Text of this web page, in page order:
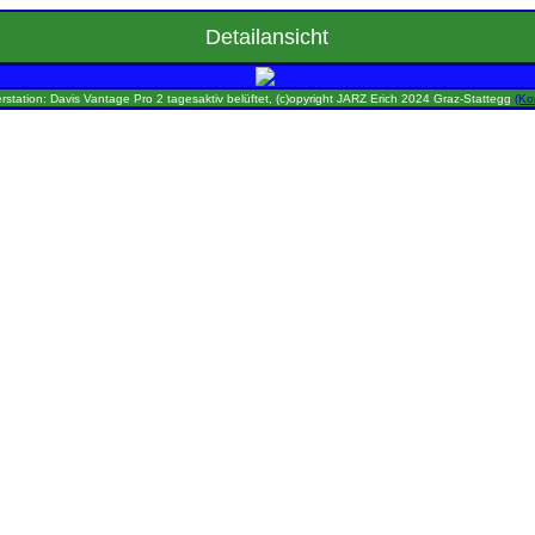
Detailansicht
Davis Vantage Pro 2 tagesaktiv belüftet, (c)opyright JARZ Erich 2024 Graz-Stattegg